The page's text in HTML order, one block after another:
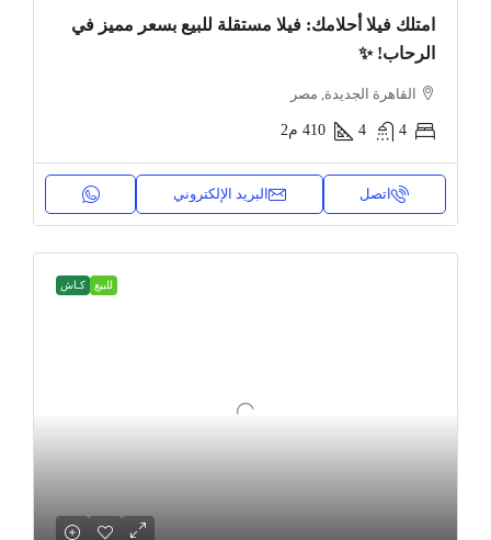
امتلك فيلا أحلامك: فيلا مستقلة للبيع بسعر مميز في
الرحاب! ✨
القاهرة الجديدة, مصر
4
4
410 م2
اتصل البريد الإلكتروني
للبيع كـاش